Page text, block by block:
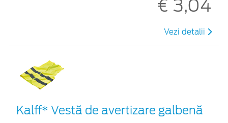
€ 3,04
Vezi detalii
Kalff* Vestă de avertizare galbenă